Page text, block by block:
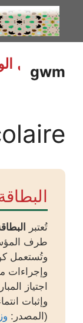
المحتوى
gwm
تُعتبر
طرف
وتُستعمل
وإجراءات
اجتياز
وإثبات
(المصدر: